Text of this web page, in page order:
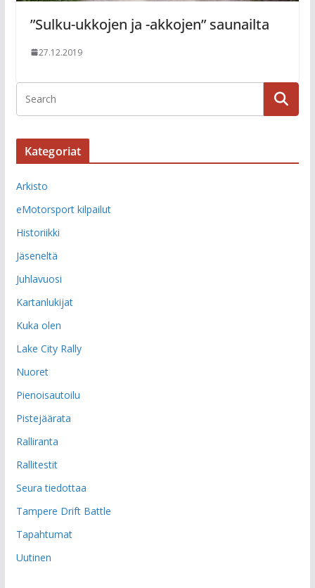
”Sulku-ukkojen ja -akkojen” saunailta
27.12.2019
Kategoriat
Arkisto
eMotorsport kilpailut
Historiikki
Jäseneltä
Juhlavuosi
Kartanlukijat
Kuka olen
Lake City Rally
Nuoret
Pienoisautoilu
Pistejäärata
Ralliranta
Rallitestit
Seura tiedottaa
Tampere Drift Battle
Tapahtumat
Uutinen